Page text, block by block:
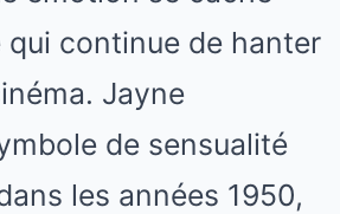
qui continue de hanter
Jayne
de sensualité
les années 1950,